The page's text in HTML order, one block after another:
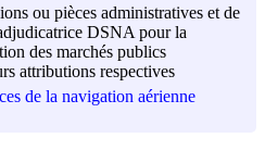
ou pièces administratives et de
DSNA pour la
des marchés publics
attributions respectives
de la navigation aérienne